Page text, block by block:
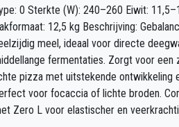
0 Sterkte (W): 240–260 Eiwit:
12,5 kg Beschrijving:
meel, ideaal voor directe
fermentaties. Zorgt voor een
pizza met uitstekende ontwikkeling
voor focaccia of lichte broden.
Zero L voor elastischer en